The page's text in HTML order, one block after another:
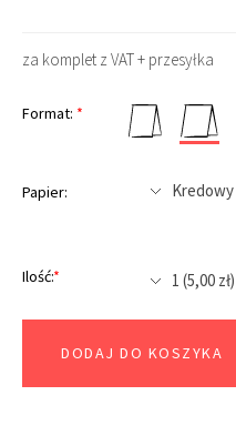
za komplet z VAT + przesyłka
Format: *
Papier:
Ilość:*
DODAJ DO KOSZYKA